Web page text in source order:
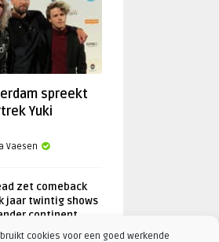
cookies voor een goed werkende
spreekt
Yuki
Vaesen
zet comeback
jaar twintig shows
continent
Vaesen